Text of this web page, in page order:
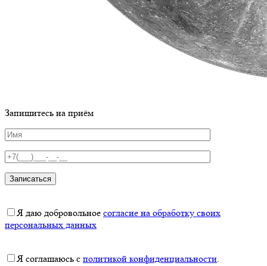
Запишитесь на приём
Записаться
Я даю добровольное согласие на обработку своих
персональных данных
Я соглашаюсь с политикой конфиденциальности.